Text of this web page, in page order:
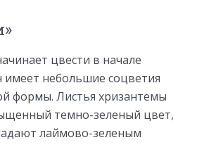
цвести в начале
имеет небольшие соцветия
формы. Листья хризантемы
темно-зеленый цвет,
лаймово-зеленым